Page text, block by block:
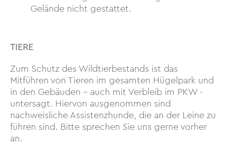
Gelände nicht gestattet.
TIERE
Zum Schutz des Wildtierbestands ist das
Mitführen von Tieren im gesamten Hügelpark und
in den Gebäuden – auch mit Verbleib im PKW -
untersagt. Hiervon ausgenommen sind
nachweisliche Assistenzhunde, die an der Leine zu
führen sind. Bitte sprechen Sie uns gerne vorher
an.